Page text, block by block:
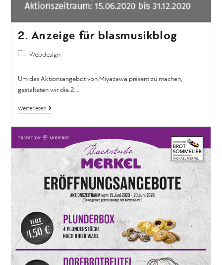
2. Anzeige für blasmusikblog
Webdesign
Um das Aktionsangebot von Miyazawa präsent zu machen,
gestalteten wir die 2.…
Weiterlesen